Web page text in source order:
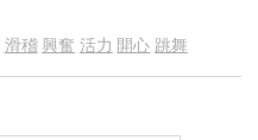
滑稽 興奮 活力 開心 跳舞